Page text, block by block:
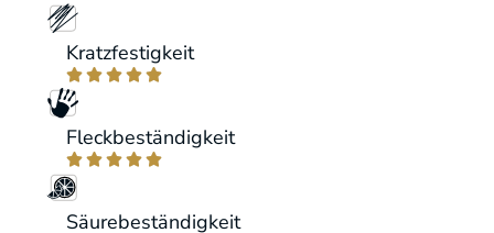
Kratzfestigkeit
    
Fleckbeständigkeit
    
Säurebeständigkeit